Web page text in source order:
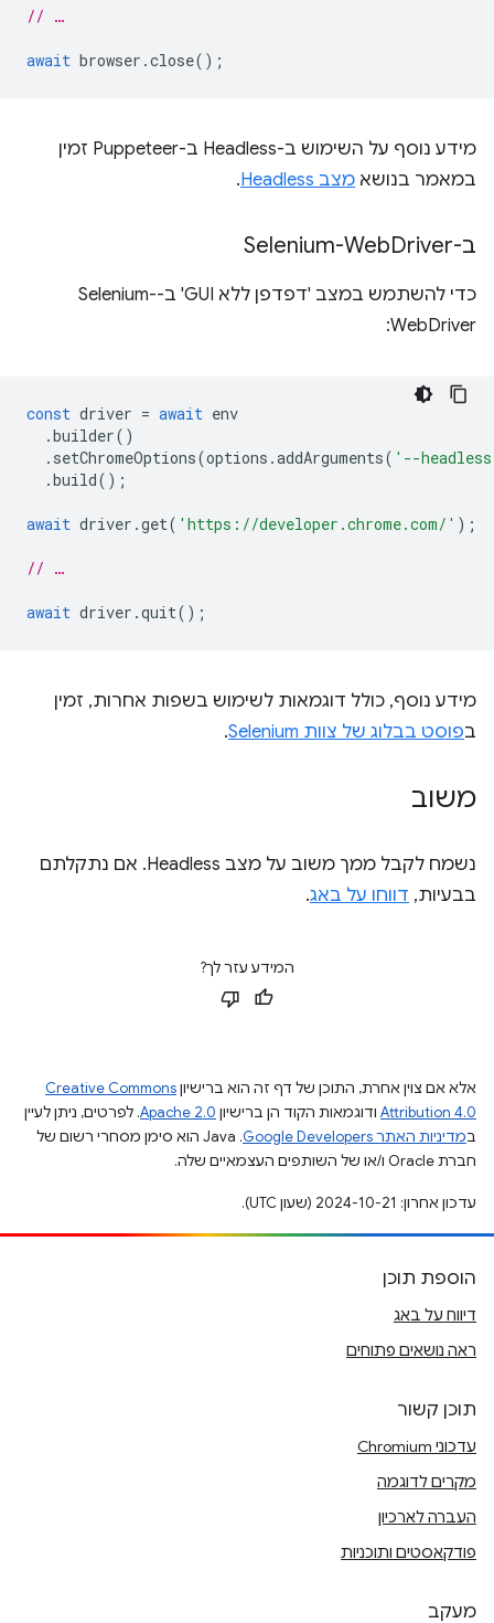
// …
await browser .close();
מידע נוסף על השימוש ב-Headless ב-Puppeteer זמין
במאמר בנושא מצב Headless .
ב-Selenium-WebDriver
כדי להשתמש במצב 'דפדפן ללא GUI' ב-Selenium-
WebDriver:
const driver = await env
.builder()
. setChromeOptions(options .addArguments( '--
.build();
await driver .get( 'https://developer.chrome.com/' );
// …
await driver .quit();
מידע נוסף, כולל דוגמאות לשימוש בשפות אחרות, זמין
בפוסט בבלוג של צוות Selenium .
משוב
נשמח לקבל ממך משוב על מצב Headless. אם נתקלתם
בבעיות, דווחו על באג.
המידע עזר לך?
אלא אם צוין אחרת, התוכן של דף זה הוא ברישיוןCreative Commons
Attribution 4.0 ודוגמאות הקוד הן ברישיון Apache 2.0. לפרטים, ניתן לעיין
במדיניות האתר Google Developers‏
.‏ Java הוא סימן מסחרי רשום של
חברת Oracle ו/או של השותפים העצמאיים שלה.
עדכון אחרון: 2024-10-21 (שעון UTC).
הוספת תוכן
דיווח על באג
ראה נושאים פתוחים
תוכן קשור
עדכוני Chromium
מקרים לדוגמה
העברה לארכיון
פודקאסטים ותוכניות
מעקב